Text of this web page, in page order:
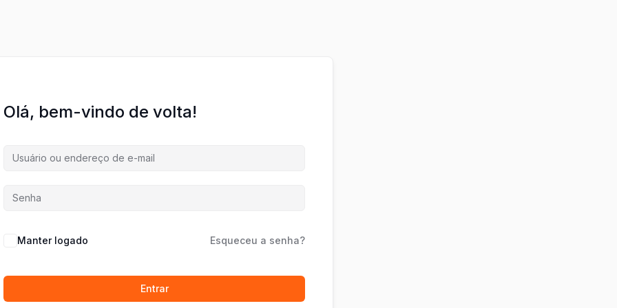
Olá, bem-vindo de volta!
Manter logado Esqueceu a senha?
Entrar